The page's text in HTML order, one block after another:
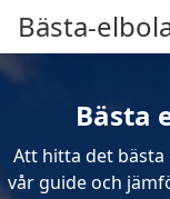
Bästa-
Bästa
Att hitta det bästa
vår guide och